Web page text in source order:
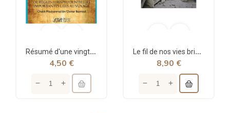
Résumé d'une vingtaine de règles jurisprudentielles liées au voyage - Bazmoul - Héritage...
4,50 €
Le fil de nos vies brisées - poche - Cécile Hennion - Points
8,90 €